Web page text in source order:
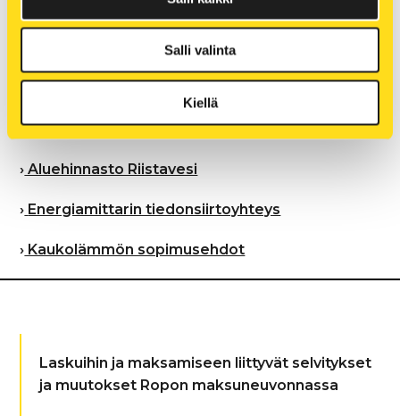
Salli valinta
Kiellä
› Kaukolämpöhinnasto, omakotitalokohteet
›Kaukolämpöhinnasto, muut kuin
omakotitalokohteet
›Aluehinnasto Vehmersalmi
› Aluehinnasto Riistavesi
› Energiamittarin tiedonsiirtoyhteys
› Kaukolämmön sopimusehdot
Laskuihin ja maksamiseen liittyvät selvitykset
ja muutokset Ropon maksuneuvonnassa